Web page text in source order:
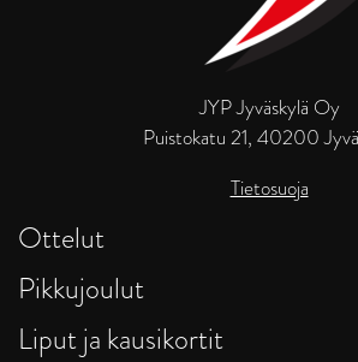
JYP Jyväskylä Oy
Puistokatu 21, 40200
Tietosuoja
Ottelut
Pikkujoulut
Liput ja kausikortit